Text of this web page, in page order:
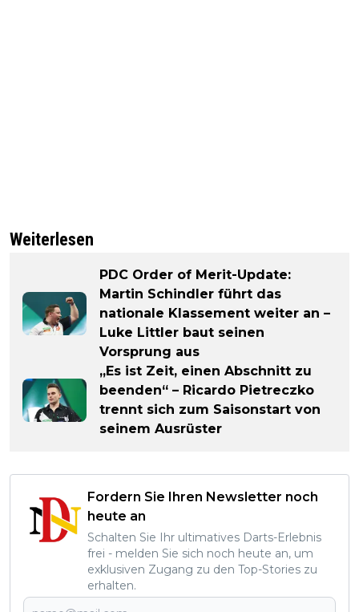
Weiterlesen
PDC Order of Merit-Update:
Martin Schindler führt das
nationale Klassement weiter an –
Luke Littler baut seinen
Vorsprung aus
„Es ist Zeit, einen Abschnitt zu
beenden“ – Ricardo Pietreczko
trennt sich zum Saisonstart von
seinem Ausrüster
Fordern Sie Ihren Newsletter noch
heute an
Schalten Sie Ihr ultimatives Darts-Erlebnis
frei - melden Sie sich noch heute an, um
exklusiven Zugang zu den Top-Stories zu
erhalten.